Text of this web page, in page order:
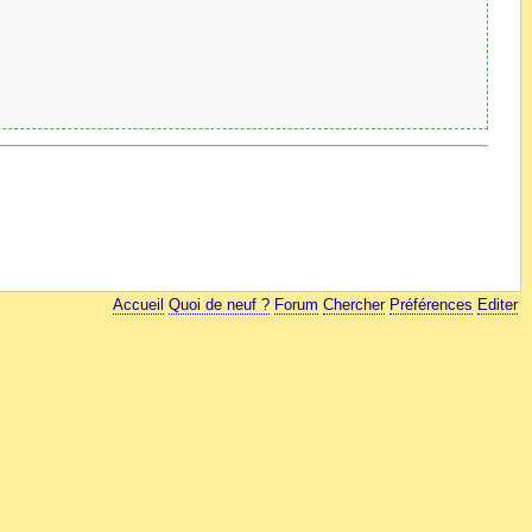
Accueil Quoi de neuf ? Forum Chercher Préférences Editer